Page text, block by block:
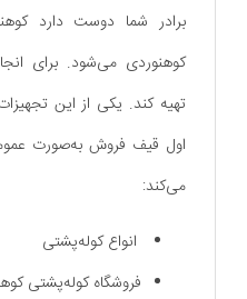
برادر شما دوست دارد
کوهنوردی می‌شود. برای
تهیه کند. یکی از این
اول قیف فروش به‌صورت
می‌کند:
انواع کوله‌پشتی
فروشگاه کوله‌پشتی